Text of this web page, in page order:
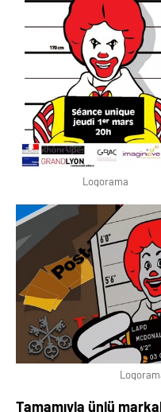
Logorama
Tamamıyla ünlü